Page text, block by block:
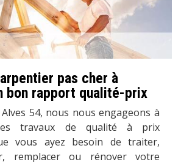
pas cher à
bon rapport qualité-prix
54, nous nous engageons à
travaux de qualité à prix
vous ayez besoin de traiter,
remplacer ou rénover votre